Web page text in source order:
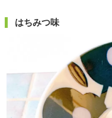
はちみつ味